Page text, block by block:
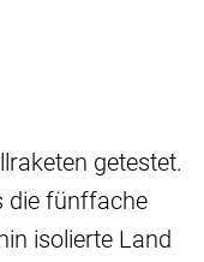
getestet.
die fünffache
isolierte Land